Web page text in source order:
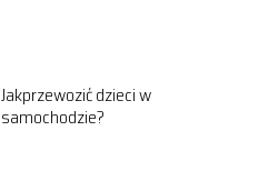
Jakprzewozić dzieci w
samochodzie?